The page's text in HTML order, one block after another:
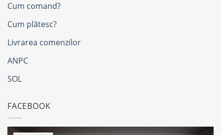
Cum comand?
Cum plătesc?
Livrarea comenzilor
ANPC
SOL
FACEBOOK